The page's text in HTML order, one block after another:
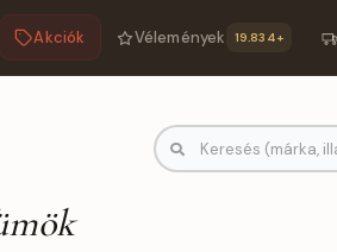
Akciók Vélemények 19.834+
| FM-